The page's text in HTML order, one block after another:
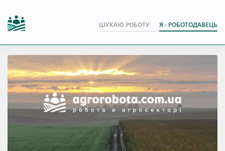
ШУКАЮ РОБОТУ Я - РОБОТОДАВЕЦЬ